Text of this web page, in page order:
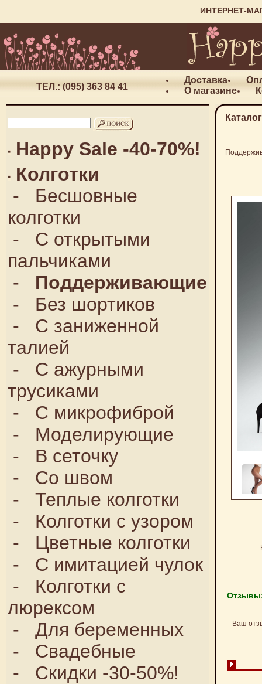
ИНТЕРНЕТ-
ТЕЛ.: (095) 363 84 41
Доставка
О магазине
Happy Sale -40-70%!
Колготки
- Бесшовные
колготки
- С открытыми
пальчиками
- Поддерживающие
- Без шортиков
- С заниженной
талией
- С ажурными
трусиками
- С микрофиброй
- Моделирующие
- В сеточку
- Со швом
- Теплые колготки
- Колготки с узором
- Цветные колготки
- С имитацией чулок
- Колготки с
люрексом
- Для беременных
- Свадебные
- Скидки -30-50%!
Каталог
Ваш